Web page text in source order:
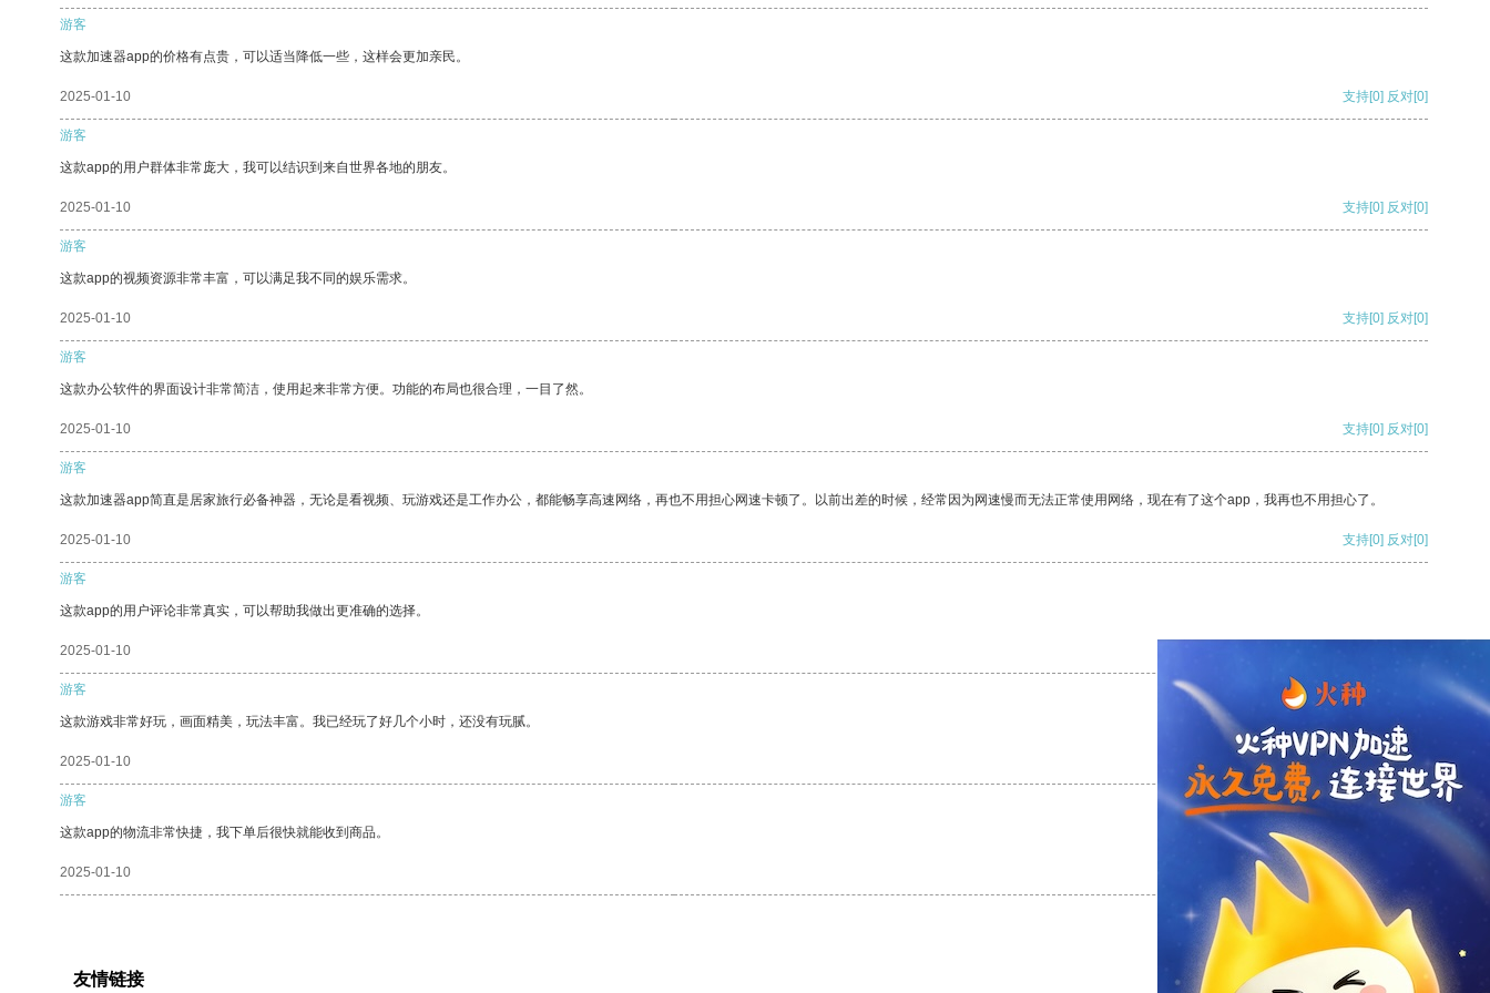
游客
这款加速器app的价格有点贵，可以适当降低一些，这样会更加亲民。
2025-01-10 支持[0] 反对[0]
游客
这款app的用户群体非常庞大，我可以结识到来自世界各地的朋友。
2025-01-10 支持[0] 反对[0]
游客
这款app的视频资源非常丰富，可以满足我不同的娱乐需求。
2025-01-10 支持[0] 反对[0]
游客
这款办公软件的界面设计非常简洁，使用起来非常方便。功能的布局也很合理，一目了然。
2025-01-10 支持[0] 反对[0]
游客
这款加速器app简直是居家旅行必备神器，无论是看视频、玩游戏还是工作办公，都能畅享高速网络，再也不用担心网速卡顿了。以前出差的时候，经常因为网速慢而无法正常使用网络，现在有了这个app，我再也不用担心了。
2025-01-10 支持[0] 反对[0]
游客
这款app的用户评论非常真实，可以帮助我做出更准确的选择。
2025-01-10
游客
这款游戏非常好玩，画面精美，玩法丰富。我已经玩了好几个小时，还没有玩腻。
2025-01-10 支持 [0] 反对 [0]
游客
这款app的物流非常快捷，我下单后很快就能收到商品。
2025-01-10 支持
友情链接